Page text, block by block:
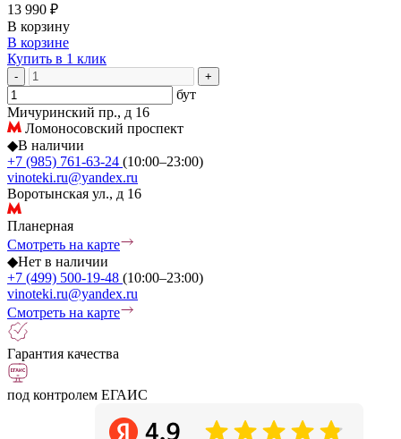
13 990 ₽
В корзину
В корзине
Купить в 1 клик
- +
бут
Мичуринский пр., д 16
Ломоносовский проспект
◆В наличии
+7 (985) 761-63-24 (10:00–23:00)
vinoteki.ru@yandex.ru
Воротынская ул., д 16
Планерная
Смотреть на карте
◆Нет в наличии
+7 (499) 500-19-48 (10:00–23:00)
vinoteki.ru@yandex.ru
Смотреть на карте
Гарантия качества
под контролем ЕГАИС